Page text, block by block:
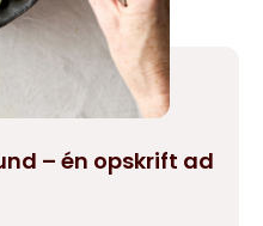
– én opskrift ad